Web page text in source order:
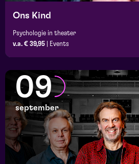
Ons Kind
Psychologie in theater
v.a. € 39,95
Events
09
september